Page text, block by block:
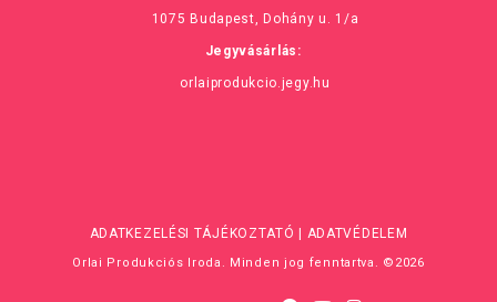
1075 Budapest, Dohány u. 1/a
Jegyvásárlás:
orlaiprodukcio.jegy.hu
ADATKEZELÉSI TÁJÉKOZTATÓ | ADATVÉDELEM
Orlai Produkciós Iroda. Minden jog fenntartva. ©2026